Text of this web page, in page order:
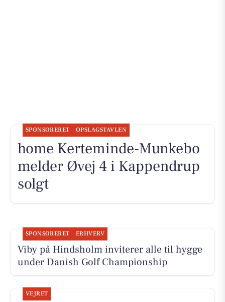
SPONSORERET OPSLAGSTAVLEN
home Kerteminde-Munkebo
melder Øvej 4 i Kappendrup
solgt
SPONSORERET ERHVERV
Viby på Hindsholm inviterer alle til hygge
under Danish Golf Championship
VEJRET